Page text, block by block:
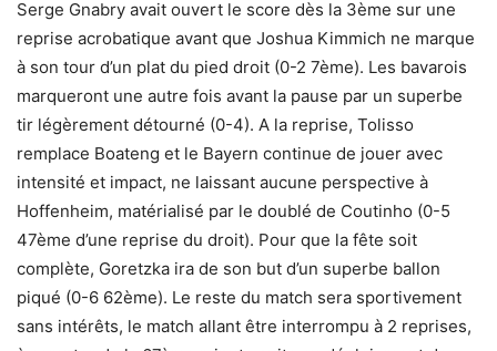
Serge Gnabry avait ouvert le score dès la 3ème sur une
reprise acrobatique avant que Joshua Kimmich ne marque
à son tour d’un plat du pied droit (0-2 7ème). Les bavarois
marqueront une autre fois avant la pause par un superbe
tir légèrement détourné (0-4). A la reprise, Tolisso
remplace Boateng et le Bayern continue de jouer avec
intensité et impact, ne laissant aucune perspective à
Hoffenheim, matérialisé par le doublé de Coutinho (0-5
47ème d’une reprise du droit). Pour que la fête soit
complète, Goretzka ira de son but d’un superbe ballon
piqué (0-6 62ème). Le reste du match sera sportivement
sans intérêts, le match allant être interrompu à 2 reprises,